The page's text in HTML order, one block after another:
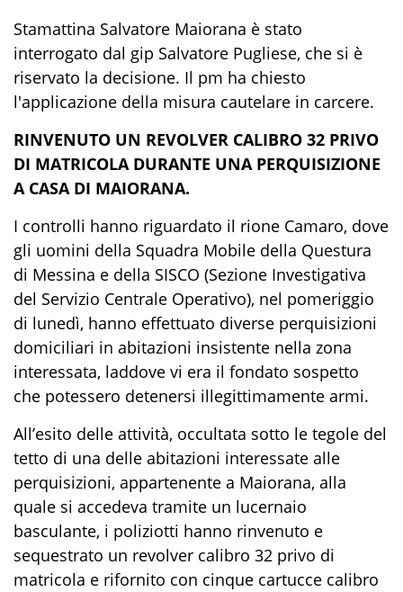
Stamattina Salvatore Maiorana è stato
interrogato dal gip Salvatore Pugliese, che si è
riservato la decisione. Il pm ha chiesto
l'applicazione della misura cautelare in carcere.
RINVENUTO UN REVOLVER CALIBRO 32 PRIVO
DI MATRICOLA DURANTE UNA PERQUISIZIONE
A CASA DI MAIORANA.
I controlli hanno riguardato il rione Camaro, dove
gli uomini della Squadra Mobile della Questura
di Messina e della SISCO (Sezione Investigativa
del Servizio Centrale Operativo), nel pomeriggio
di lunedì, hanno effettuato diverse perquisizioni
domiciliari in abitazioni insistente nella zona
interessata, laddove vi era il fondato sospetto
che potessero detenersi illegittimamente armi.
All’esito delle attività, occultata sotto le tegole del
tetto di una delle abitazioni interessate alle
perquisizioni, appartenente a Maiorana, alla
quale si accedeva tramite un lucernaio
basculante, i poliziotti hanno rinvenuto e
sequestrato un revolver calibro 32 privo di
matricola e rifornito con cinque cartucce calibro